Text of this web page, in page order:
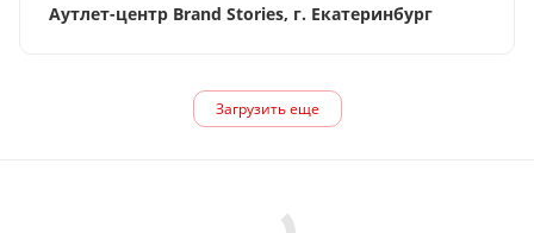
Аутлет-центр Brand Stories, г. Екатеринбург
Загрузить еще